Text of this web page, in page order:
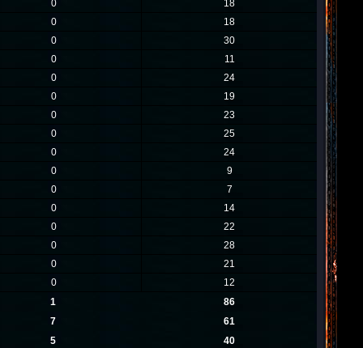
0
18
0
18
0
30
0
11
0
24
0
19
0
23
0
25
0
24
0
9
0
7
0
14
0
22
0
28
0
21
0
12
1
86
7
61
5
40